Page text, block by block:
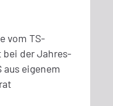
vom TS-
bei der Jahres-
aus eigenem